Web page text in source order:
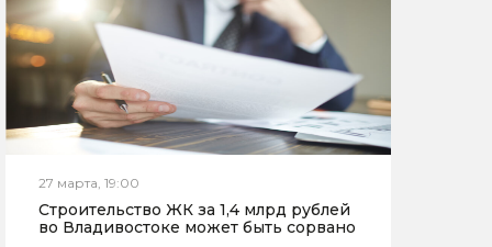
27 марта, 19:00
Строительство ЖК за 1,4 млрд рублей
во Владивостоке может быть сорвано